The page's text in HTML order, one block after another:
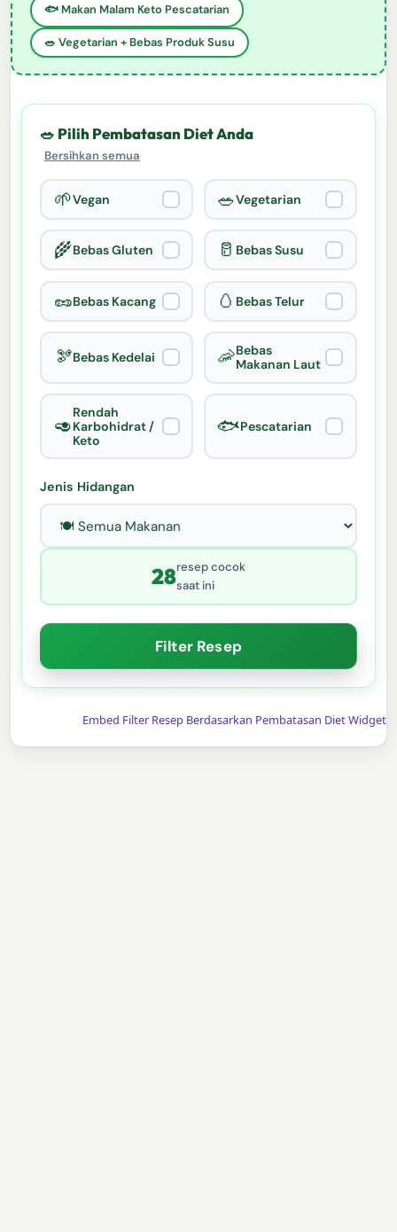
🐟 Makan Malam Keto Pescatarian
🥗 Vegetarian + Bebas Produk Susu
🥗 Pilih Pembatasan Diet Anda
Bersihkan semua
🌱Vegan 🥗Vegetarian
🌾Bebas Gluten 🥛 Bebas Susu
🥜Bebas Kacang 🥚 Bebas Telur
🫘Bebas Kedelai 🦐Bebas
Makanan Laut
🥑
Rendah
Karbohidrat /
Keto
🐟Pescatarian
Jenis Hidangan
28resep cocok
saat ini
Filter Resep
Embed Filter Resep Berdasarkan Pembatasan Diet Widget